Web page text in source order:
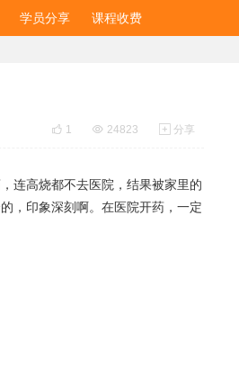
学员分享 课程收费
 1  24823  分享
连高烧都不去医院，结果被家里的
，印象深刻啊。在医院开药，一定